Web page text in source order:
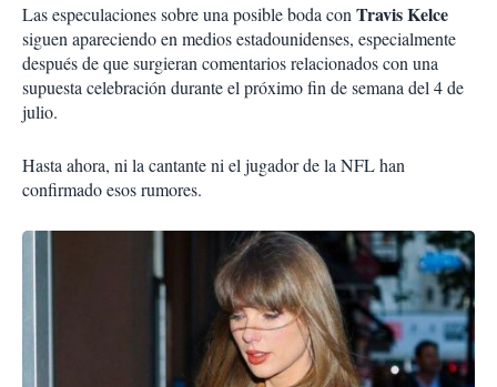
Las especulaciones sobre una posible boda conTravis Kelce
siguen apareciendo en medios estadounidenses, especialmente
después de que surgieran comentarios relacionados con una
supuesta celebración durante el próximo fin de semana del 4 de
julio.
Hasta ahora, ni la cantante ni el jugador de la NFL han
confirmado esos rumores.